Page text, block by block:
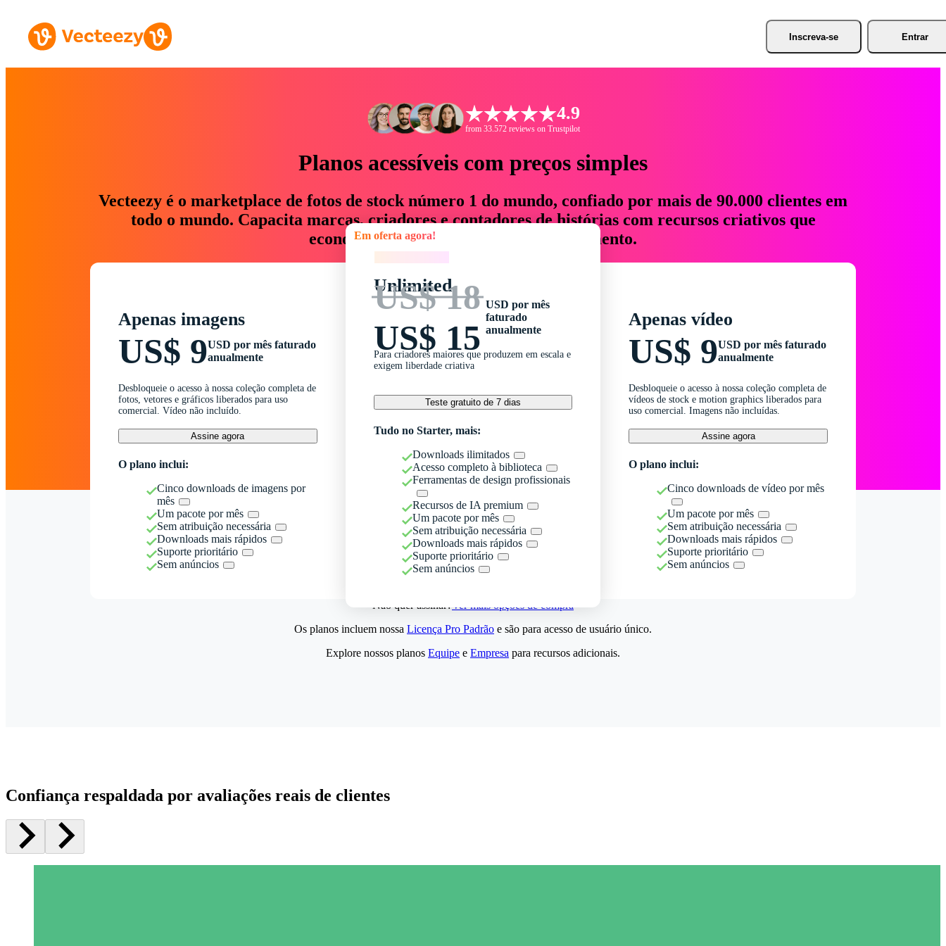
Inscreva-se Entrar
4.9
from 33.572 reviews on Trustpilot
Planos acessíveis com preços simples
Vecteezy é o marketplace de fotos de stock número 1 do mundo, confiado por mais de 90.000 clientes em
todo o mundo. Capacita marcas, criadores e contadores de histórias com recursos criativos que
economizam até 76% em tempo e orçamento.
Apenas imagens
US$ 9USD por mês faturado
anualmente
Desbloqueie o acesso à nossa coleção completa de
fotos, vetores e gráficos liberados para uso
comercial. Vídeo não incluído.
Assine agora
O plano inclui:
Cinco downloads de imagens por
mês
Um pacote por mês
Sem atribuição necessária
Downloads mais rápidos
Suporte prioritário
Sem anúncios
Em oferta agora!
Unlimited
US$ 18
US$ 15
USD por mês
faturado
anualmente
Para criadores maiores que produzem em escala e
exigem liberdade criativa
Teste gratuito de 7 dias
Tudo no Starter, mais:
Downloads ilimitados
Acesso completo à biblioteca
Ferramentas de design profissionais
Recursos de IA premium
Um pacote por mês
Sem atribuição necessária
Downloads mais rápidos
Suporte prioritário
Sem anúncios
Apenas vídeo
US$ 9USD por mês faturado
anualmente
Desbloqueie o acesso à nossa coleção completa de
vídeos de stock e motion graphics liberados para
uso comercial. Imagens não incluídas.
Assine agora
O plano inclui:
Cinco downloads de vídeo por mês
Um pacote por mês
Sem atribuição necessária
Downloads mais rápidos
Suporte prioritário
Sem anúncios
Não quer assinar?Ver mais opções de compra
Os planos incluem nossa Licença Pro Padrão e são para acesso de usuário único.
Explore nossos planos Equipe e Empresa para recursos adicionais.
Confiança respaldada por avaliações reais de clientes